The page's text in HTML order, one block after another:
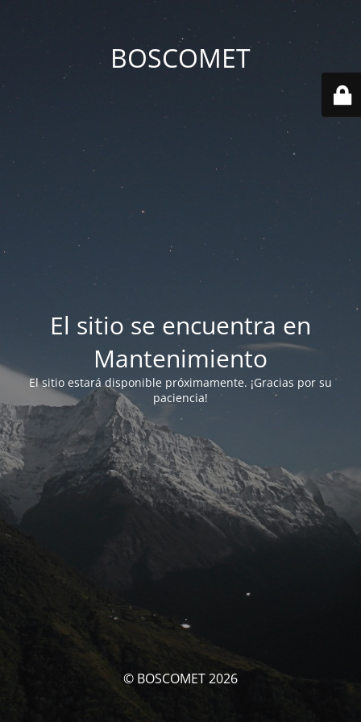
BOSCOMET
El sitio se encuentra en
Mantenimiento
El sitio estará disponible próximamente. ¡Gracias por su
paciencia!
© BOSCOMET 2026